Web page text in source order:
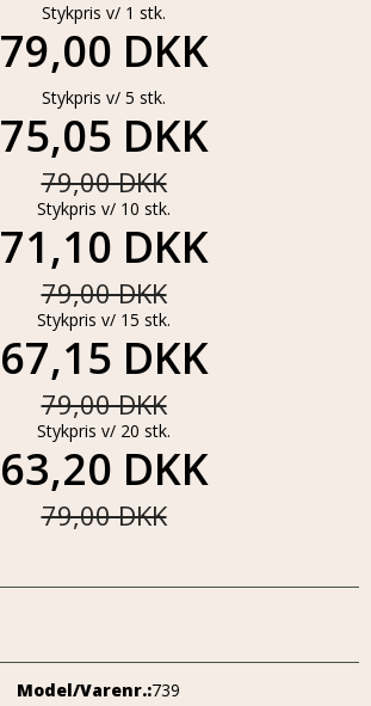
Stykpris v/ 1 stk.
79,00 DKK
Stykpris v/ 5 stk.
75,05 DKK
79,00 DKK
Stykpris v/ 10 stk.
71,10 DKK
79,00 DKK
Stykpris v/ 15 stk.
67,15 DKK
79,00 DKK
Stykpris v/ 20 stk.
63,20 DKK
79,00 DKK
Model/Varenr.:739